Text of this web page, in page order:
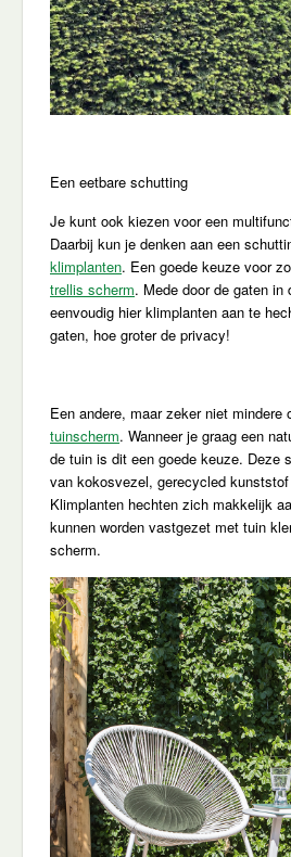
Een eetbare schutting
Je kunt ook kiezen voor een
Daarbij kun je denken aan een
klimplanten. Een goede keuze voor
trellis scherm. Mede door de gaten
eenvoudig hier klimplanten aan te
gaten, hoe groter de privacy!
Een andere, maar zeker niet mindere
tuinscherm. Wanneer je graag een
de tuin is dit een goede keuze. Deze
van kokosvezel, gerecycled
Klimplanten hechten zich makkelijk
kunnen worden vastgezet met tuin
scherm.